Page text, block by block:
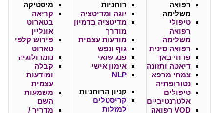
רפואה
משלימה
טיפולי
רפואה
משלימה
רפואה סינית
פרחי באך
דיאטה ותזונה
צמחי מרפא
נטורופתיה
טיפולים
אלטרנטיביים
VOD רפואה
רוחניות
יוגה ומדיטציה
מדיטציה בדמיון
מודרך
מודעות עצמית
גוף ונפש
פנג שואי
אימון אישי
NLP
קניון הרוחניות
קריסטלים
למזלות
מיסטיקה
קריאה
בטארוט
אונליין
פירוש קלפי
טארוט
נומרולוגיה
קבלה
ומודעות
עצמית
משמעות
השם
מדריך /